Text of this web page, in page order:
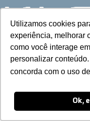
Utilizamos cookies
experiência, melhorar
como você interage
personalizar
concorda com o uso
Ok,
Utilizamos cookies
experiência, melhorar
como você interage
personalizar
concorda com o uso
Ok,
Pular
para
o
conteúdo